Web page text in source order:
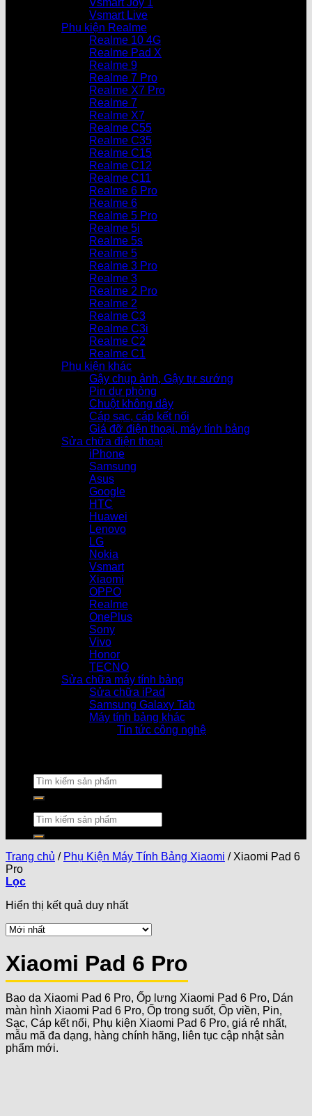
Vsmart Joy 1
Vsmart Live
Phụ kiện Realme
Realme 10 4G
Realme Pad X
Realme 9
Realme 7 Pro
Realme X7 Pro
Realme 7
Realme X7
Realme C55
Realme C35
Realme C15
Realme C12
Realme C11
Realme 6 Pro
Realme 6
Realme 5 Pro
Realme 5i
Realme 5s
Realme 5
Realme 3 Pro
Realme 3
Realme 2 Pro
Realme 2
Realme C3
Realme C3i
Realme C2
Realme C1
Phụ kiện khác
Gậy chụp ảnh, Gậy tự sướng
Pin dự phòng
Chuột không dây
Cáp sạc, cáp kết nối
Giá đỡ điện thoại, máy tính bảng
Sửa chữa điện thoại
iPhone
Samsung
Asus
Google
HTC
Huawei
Lenovo
LG
Nokia
Vsmart
Xiaomi
OPPO
Realme
OnePlus
Sony
Vivo
Honor
TECNO
Sửa chữa máy tính bảng
Sửa chữa iPad
Samsung Galaxy Tab
Máy tính bảng khác
Tin tức công nghệ
Trang chủ / Phụ Kiện Máy Tính Bảng Xiaomi /Xiaomi Pad 6
Pro
Lọc
Hiển thị kết quả duy nhất
Xiaomi Pad 6 Pro
Bao da Xiaomi Pad 6 Pro, Ốp lưng Xiaomi Pad 6 Pro, Dán
màn hình Xiaomi Pad 6 Pro, Ốp trong suốt, Ốp viền, Pin,
Sạc, Cáp kết nối, Phụ kiện Xiaomi Pad 6 Pro, giá rẻ nhất,
mẫu mã đa dạng, hàng chính hãng, liên tục cập nhật sản
phẩm mới.